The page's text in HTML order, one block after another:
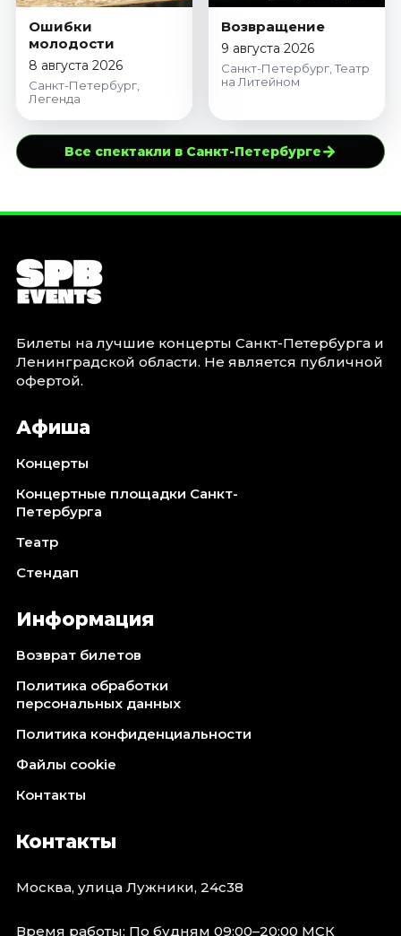
Ошибки
молодости
8 августа 2026
Санкт-Петербург,
Легенда
Возвращение
9 августа 2026
Санкт-Петербург, Театр
на Литейном
Все спектакли в Санкт-Петербурге→
Билеты на лучшие концерты Санкт-Петербурга и
Ленинградской области. Не является публичной
офертой.
Афиша
Концерты
Концертные площадки Санкт-
Петербурга
Театр
Стендап
Информация
Возврат билетов
Политика обработки
персональных данных
Политика конфиденциальности
Файлы cookie
Контакты
Контакты
Москва, улица Лужники, 24с38
Время работы: По будням 09:00–20:00 МСК